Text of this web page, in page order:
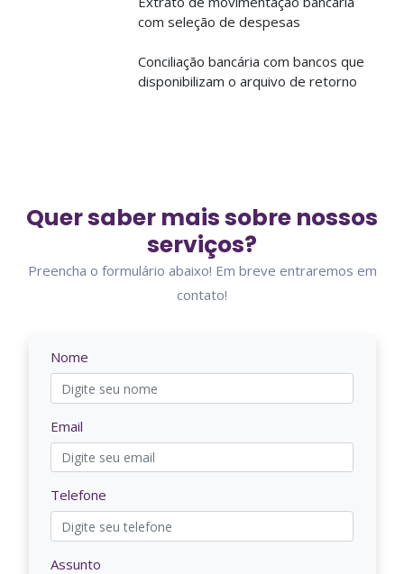
com seleção de despesas
Conciliação bancária com bancos que
disponibilizam o arquivo de retorno
Quer saber mais sobre nossos
serviços?
Preencha o formulário abaixo! Em breve entraremos em
contato!
Nome
Email
Telefone
Assunto